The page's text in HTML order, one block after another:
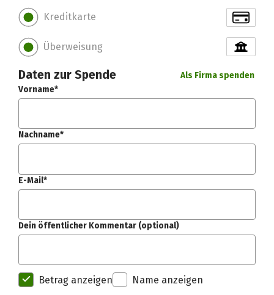
Kreditkarte
Überweisung
Daten zur Spende
Als Firma spenden
Vorname*
Nachname*
E-Mail*
Dein öffentlicher Kommentar (optional)
Betrag anzeigen Name anzeigen
Spendenempfänger